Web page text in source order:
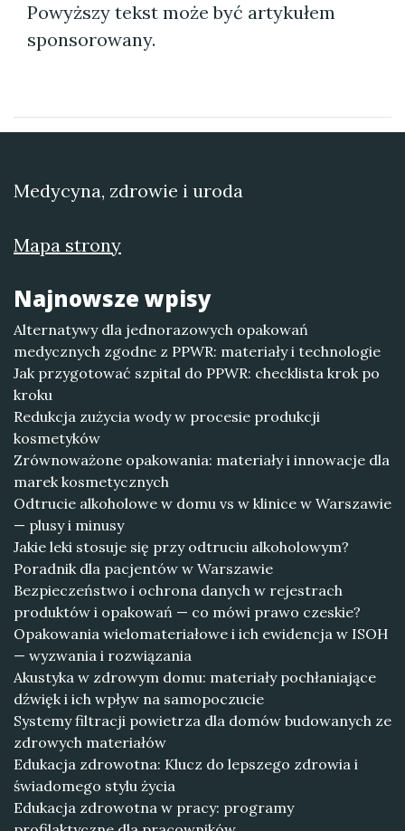
Powyższy tekst może być artykułem
sponsorowany.
Medycyna, zdrowie i uroda
Mapa strony
Najnowsze wpisy
Alternatywy dla jednorazowych opakowań
medycznych zgodne z PPWR: materiały i technologie
Jak przygotować szpital do PPWR: checklista krok po
kroku
Redukcja zużycia wody w procesie produkcji
kosmetyków
Zrównoważone opakowania: materiały i innowacje dla
marek kosmetycznych
Odtrucie alkoholowe w domu vs w klinice w Warszawie
— plusy i minusy
Jakie leki stosuje się przy odtruciu alkoholowym?
Poradnik dla pacjentów w Warszawie
Bezpieczeństwo i ochrona danych w rejestrach
produktów i opakowań — co mówi prawo czeskie?
Opakowania wielomateriałowe i ich ewidencja w ISOH
— wyzwania i rozwiązania
Akustyka w zdrowym domu: materiały pochłaniające
dźwięk i ich wpływ na samopoczucie
Systemy filtracji powietrza dla domów budowanych ze
zdrowych materiałów
Edukacja zdrowotna: Klucz do lepszego zdrowia i
świadomego stylu życia
Edukacja zdrowotna w pracy: programy